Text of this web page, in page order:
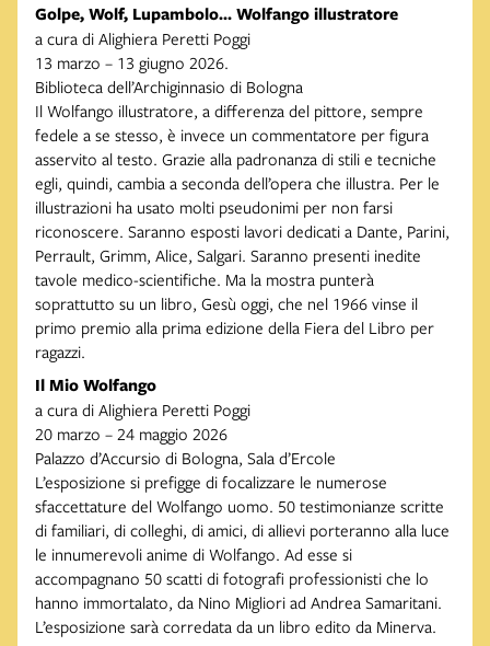
Golpe, Wolf, Lupambolo... Wolfango illustratore
a cura di Alighiera Peretti Poggi
13 marzo – 13 giugno 2026.
Biblioteca dell’Archiginnasio di Bologna
Il Wolfango illustratore, a differenza del pittore, sempre
fedele a se stesso, è invece un commentatore per figura
asservito al testo. Grazie alla padronanza di stili e tecniche
egli, quindi, cambia a seconda dell’opera che illustra. Per le
illustrazioni ha usato molti pseudonimi per non farsi
riconoscere. Saranno esposti lavori dedicati a Dante, Parini,
Perrault, Grimm, Alice, Salgari. Saranno presenti inedite
tavole medico-scientifiche. Ma la mostra punterà
soprattutto su un libro, Gesù oggi, che nel 1966 vinse il
primo premio alla prima edizione della Fiera del Libro per
ragazzi.
Il Mio Wolfango
a cura di Alighiera Peretti Poggi
20 marzo – 24 maggio 2026
Palazzo d’Accursio di Bologna, Sala d’Ercole
L’esposizione si prefigge di focalizzare le numerose
sfaccettature del Wolfango uomo. 50 testimonianze scritte
di familiari, di colleghi, di amici, di allievi porteranno alla luce
le innumerevoli anime di Wolfango. Ad esse si
accompagnano 50 scatti di fotografi professionisti che lo
hanno immortalato, da Nino Migliori ad Andrea Samaritani.
L’esposizione sarà corredata da un libro edito da Minerva.